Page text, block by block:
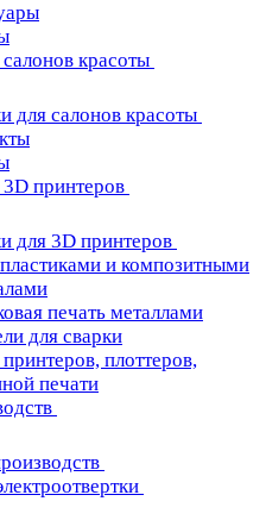
красоты
для салонов красоты
принтеров
для 3D принтеров
и композитными
печать металлами
для сварки
плоттеров,
печати